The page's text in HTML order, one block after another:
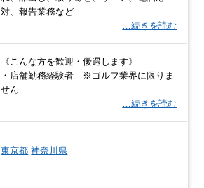
対、報告業務など
…続きを読む
《こんな方を歓迎・優遇します》
・店舗勤務経験者 ※ゴルフ業界に限りま
せん
…続きを読む
東京都 神奈川県